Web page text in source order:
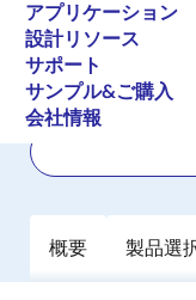
アプリケーション
設計リソース
サポート
サンプル&ご購入
会社情報
Controlled
概要 製品選